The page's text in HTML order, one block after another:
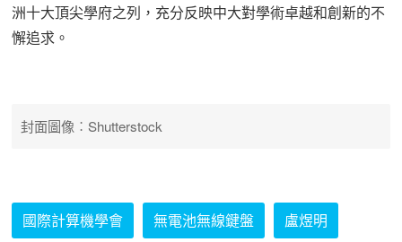
洲十大頂尖學府之列，充分反映中大對學術卓越和創新的不
懈追求。
封面圖像︰Shutterstock
國際計算機學會 無電池無線鍵盤 盧煜明